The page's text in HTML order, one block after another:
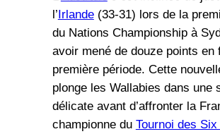
l’Irlande(33-31) lors de la
du Nations Championship à
avoir mené de douze points en
première période. Cette
plonge les Wallabies dans une
délicate avant d’affronter la
championne du Tournoi des